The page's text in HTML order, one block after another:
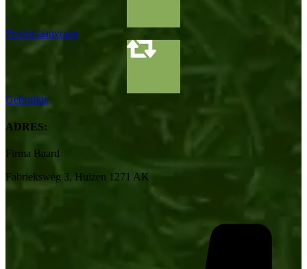
Productaanvraag
Gebruikte
ADRES:
Firma Baard
Fabrieksweg 3, Huizen 1271 AK